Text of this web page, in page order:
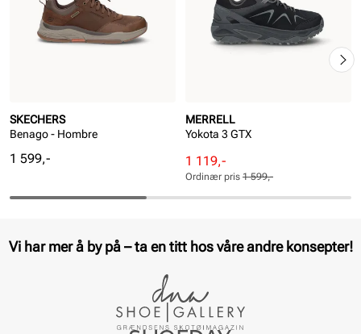
SKECHERS
Benago - Hombre
Pris
1 599,-
MERRELL
Yokota 3 GTX
Rabattert
pris
Pris
1 119,-
Ordinær
pris
Pris
Ordinær pris 1 599,-
Vi har mer å by på – ta en titt hos våre andre konsepter!